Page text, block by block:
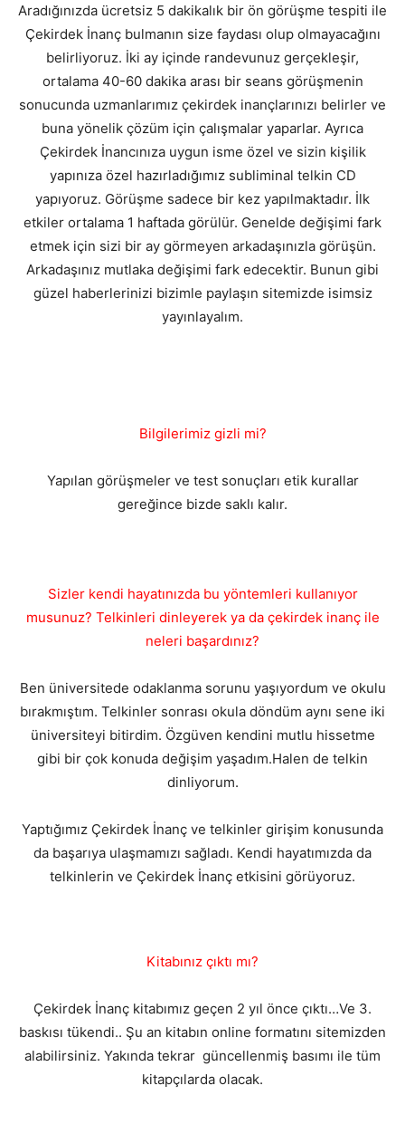
Aradığınızda ücretsiz 5 dakikalık bir ön görüşme tespiti ile
Çekirdek İnanç bulmanın size faydası olup olmayacağını
belirliyoruz. İki ay içinde randevunuz gerçekleşir,
ortalama 40-60 dakika arası bir seans görüşmenin
sonucunda uzmanlarımız çekirdek inançlarınızı belirler ve
buna yönelik çözüm için çalışmalar yaparlar. Ayrıca
Çekirdek İnancınıza uygun isme özel ve sizin kişilik
yapınıza özel hazırladığımız subliminal telkin CD
yapıyoruz. Görüşme sadece bir kez yapılmaktadır. İlk
etkiler ortalama 1 haftada görülür. Genelde değişimi fark
etmek için sizi bir ay görmeyen arkadaşınızla görüşün.
Arkadaşınız mutlaka değişimi fark edecektir. Bunun gibi
güzel haberlerinizi bizimle paylaşın sitemizde isimsiz
yayınlayalım.
Bilgilerimiz gizli mi?
Yapılan görüşmeler ve test sonuçları etik kurallar
gereğince bizde saklı kalır.
Sizler kendi hayatınızda bu yöntemleri kullanıyor
musunuz? Telkinleri dinleyerek ya da çekirdek inanç ile
neleri başardınız?
Ben üniversitede odaklanma sorunu yaşıyordum ve okulu
bırakmıştım. Telkinler sonrası okula döndüm aynı sene iki
üniversiteyi bitirdim. Özgüven kendini mutlu hissetme
gibi bir çok konuda değişim yaşadım.Halen de telkin
dinliyorum.
Yaptığımız Çekirdek İnanç ve telkinler girişim konusunda
da başarıya ulaşmamızı sağladı. Kendi hayatımızda da
telkinlerin ve Çekirdek İnanç etkisini görüyoruz.
Kitabınız çıktı mı?
Çekirdek İnanç kitabımız geçen 2 yıl önce çıktı…Ve 3.
baskısı tükendi.. Şu an kitabın online formatını sitemizden
alabilirsiniz. Yakında tekrar güncellenmiş basımı ile tüm
kitapçılarda olacak.